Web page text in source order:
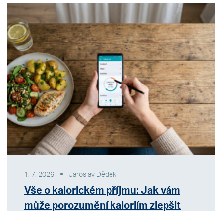
1. 7. 2026 Jaroslav Dědek
Vše o kalorickém příjmu: Jak vám
může porozumění kaloriím zlepšit